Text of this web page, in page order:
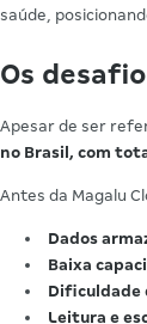
saúde,
Os
Apesar de ser
no Brasil, com
Antes da Magalu
Dados
Baixa
Dificuldade
Leitura e